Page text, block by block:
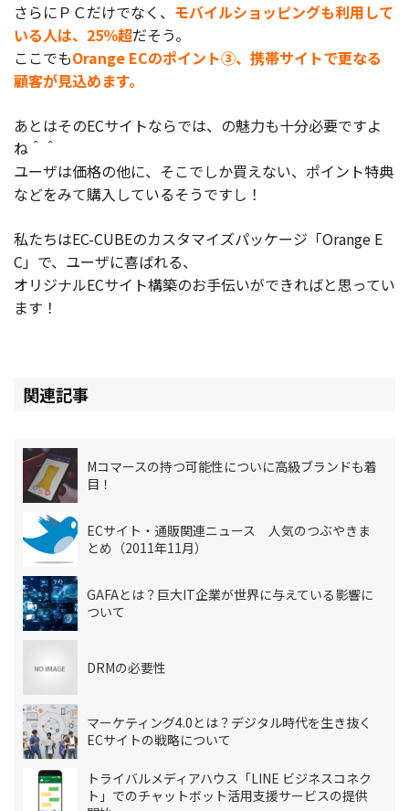
さらにＰＣだけでなく、 モバイルショッピングも利用して
いる人は、25％超だそう。
ここでもOrange ECのポイント③、携帯サイトで更なる
顧客が見込めます。
あとはそのECサイトならでは、の魅力も十分必要ですよ
ね＾＾
ユーザは価格の他に、そこでしか買えない、ポイント特典
などをみて購入しているそうですし！
私たちはEC-CUBEのカスタマイズパッケージ「Orange E
C」で、ユーザに喜ばれる、
オリジナルECサイト構築のお手伝いができればと思ってい
ます！
関連記事
Mコマースの持つ可能性についに高級ブランドも着
目！
ECサイト・通販関連ニュース 人気のつぶやきま
とめ（2011年11月）
GAFAとは？巨大IT企業が世界に与えている影響に
ついて
DRMの必要性
マーケティング4.0とは？デジタル時代を生き抜く
ECサイトの戦略について
トライバルメディアハウス「LINE ビジネスコネク
ト」でのチャットボット活用支援サービスの提供